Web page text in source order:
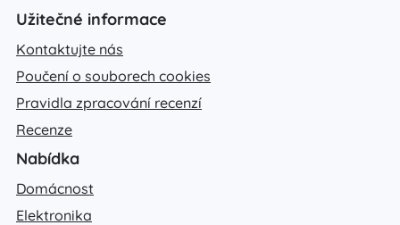
Užitečné informace
Kontaktujte nás
Poučení o souborech cookies
Pravidla zpracování recenzí
Recenze
Nabídka
Domácnost
Elektronika